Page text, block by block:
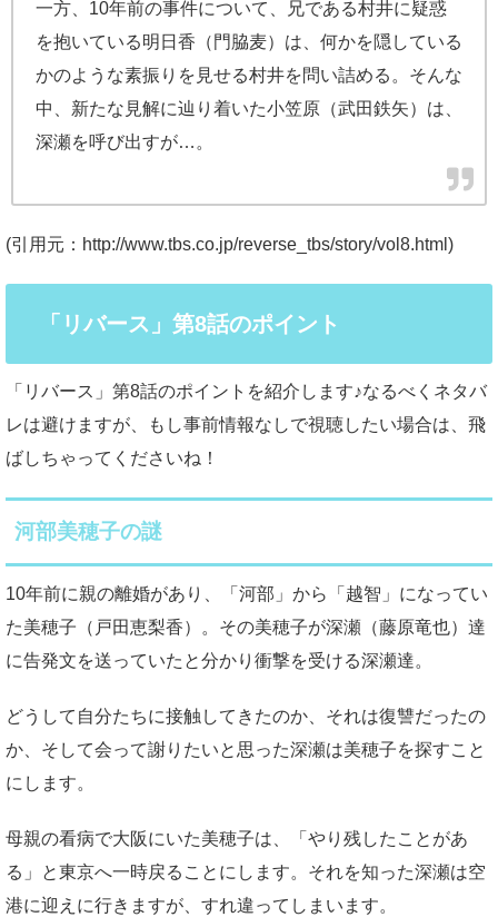
一方、10年前の事件について、兄である村井に疑惑
を抱いている明日香（門脇麦）は、何かを隠している
かのような素振りを見せる村井を問い詰める。そんな
中、新たな見解に辿り着いた小笠原（武田鉄矢）は、
深瀬を呼び出すが…。
(引用元：http://www.tbs.co.jp/reverse_tbs/story/vol8.html)
「リバース」第8話のポイント
「リバース」第8話のポイントを紹介します♪なるべくネタバ
レは避けますが、もし事前情報なしで視聴したい場合は、飛
ばしちゃってくださいね！
河部美穂子の謎
10年前に親の離婚があり、「河部」から「越智」になってい
た美穂子（戸田恵梨香）。その美穂子が深瀬（藤原竜也）達
に告発文を送っていたと分かり衝撃を受ける深瀬達。
どうして自分たちに接触してきたのか、それは復讐だったの
か、そして会って謝りたいと思った深瀬は美穂子を探すこと
にします。
母親の看病で大阪にいた美穂子は、「やり残したことがあ
る」と東京へ一時戻ることにします。それを知った深瀬は空
港に迎えに行きますが、すれ違ってしまいます。